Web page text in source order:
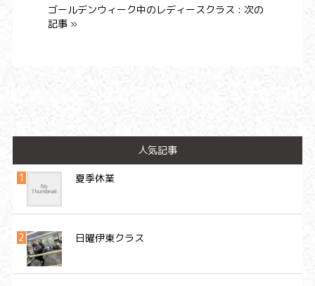
ゴールデンウィーク中のレディースクラス : 次の
記事 »
人気記事
夏季休業
日曜伊東クラス